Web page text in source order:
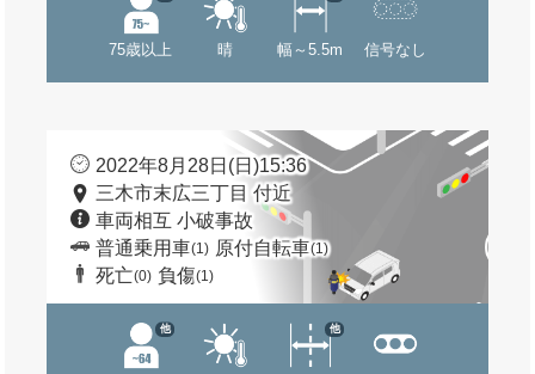
75歳以上 晴 幅～5.5m 信号なし
2022年8月28日(日)15:36
三木市末広三丁目 付近
車両相互 小破事故
普通乗用車(1) 原付自転車(1)
死亡(0) 負傷(1)
他 他